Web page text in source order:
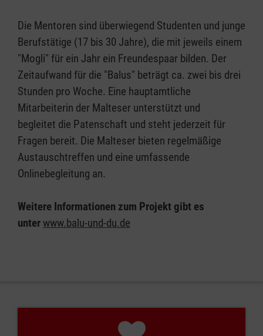
Die Mentoren sind überwiegend Studenten und junge
Berufstätige (17 bis 30 Jahre), die mit jeweils einem
"Mogli" für ein Jahr ein Freundespaar bilden. Der
Zeitaufwand für die "Balus" beträgt ca. zwei bis drei
Stunden pro Woche. Eine hauptamtliche
Mitarbeiterin der Malteser unterstützt und
begleitet die Patenschaft und steht jederzeit für
Fragen bereit. Die Malteser bieten regelmäßige
Austauschtreffen und eine umfassende
Onlinebegleitung an.
Weitere Informationen zum Projekt gibt es
unterwww.balu-und-du.de